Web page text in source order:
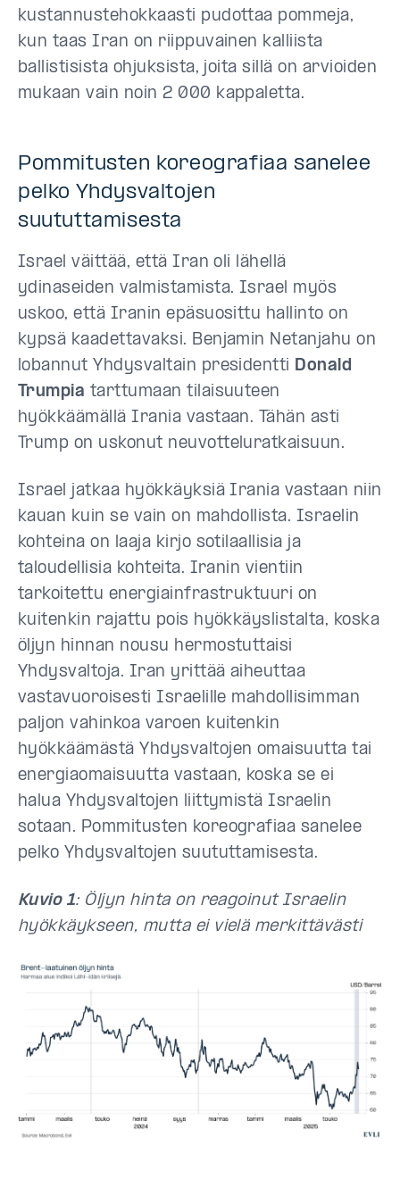
kustannustehokkaasti pudottaa pommeja,
kun taas Iran on riippuvainen kalliista
ballistisista ohjuksista, joita sillä on arvioiden
mukaan vain noin 2 000 kappaletta.
Pommitusten koreografiaa sanelee
pelko Yhdysvaltojen
suututtamisesta
Israel väittää, että Iran oli lähellä
ydinaseiden valmistamista. Israel myös
uskoo, että Iranin epäsuosittu hallinto on
kypsä kaadettavaksi. Benjamin Netanjahu on
lobannut Yhdysvaltain presidentti Donald
Trumpia tarttumaan tilaisuuteen
hyökkäämällä Irania vastaan. Tähän asti
Trump on uskonut neuvotteluratkaisuun.
Israel jatkaa hyökkäyksiä Irania vastaan niin
kauan kuin se vain on mahdollista. Israelin
kohteina on laaja kirjo sotilaallisia ja
taloudellisia kohteita. Iranin vientiin
tarkoitettu energiainfrastruktuuri on
kuitenkin rajattu pois hyökkäyslistalta, koska
öljyn hinnan nousu hermostuttaisi
Yhdysvaltoja. Iran yrittää aiheuttaa
vastavuoroisesti Israelille mahdollisimman
paljon vahinkoa varoen kuitenkin
hyökkäämästä Yhdysvaltojen omaisuutta tai
energiaomaisuutta vastaan, koska se ei
halua Yhdysvaltojen liittymistä Israelin
sotaan. Pommitusten koreografiaa sanelee
pelko Yhdysvaltojen suututtamisesta.
Kuvio 1: Öljyn hinta on reagoinut Israelin
hyökkäykseen, mutta ei vielä merkittävästi